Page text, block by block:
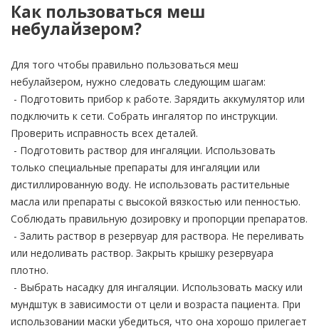
Как пользоваться меш
небулайзером?
Для того чтобы правильно пользоваться меш
небулайзером, нужно следовать следующим шагам:
- Подготовить прибор к работе. Зарядить аккумулятор или
подключить к сети. Собрать ингалятор по инструкции.
Проверить исправность всех деталей.
- Подготовить раствор для ингаляции. Использовать
только специальные препараты для ингаляции или
дистиллированную воду. Не использовать растительные
масла или препараты с высокой вязкостью или пенностью.
Соблюдать правильную дозировку и пропорции препаратов.
- Залить раствор в резервуар для раствора. Не переливать
или недоливать раствор. Закрыть крышку резервуара
плотно.
- Выбрать насадку для ингаляции. Использовать маску или
мундштук в зависимости от цели и возраста пациента. При
использовании маски убедиться, что она хорошо прилегает